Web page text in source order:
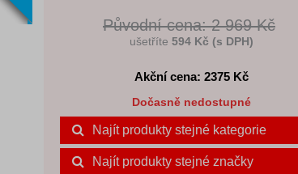
Původní cena: 2 969 Kč
ušetříte 594 Kč (s DPH)
Akční cena: 2375Kč
Dočasně nedostupné
Najít produkty stejné kategorie
Najít produkty stejné značky